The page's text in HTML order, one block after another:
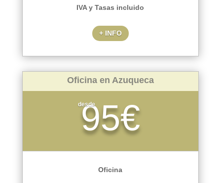
IVA y Tasas incluido
+ INFO
Oficina en Azuqueca
desde
95€
Oficina